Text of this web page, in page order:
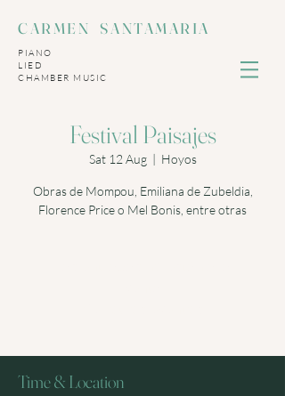
CARMEN SANTAMARIA
PIANO
LIED
​CHAMBER MUSIC
Festival Paisajes
Sat 12 Aug
  |
Hoyos
Obras de Mompou, Emiliana de Zubeldia,
Florence Price o Mel Bonis, entre otras
Time & Location